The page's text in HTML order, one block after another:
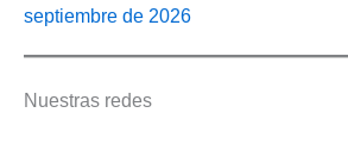
septiembre de 2026
Nuestras redes